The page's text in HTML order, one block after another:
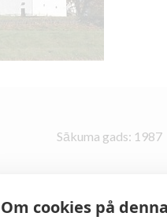
Sākuma gads: 1987
Om cookies på